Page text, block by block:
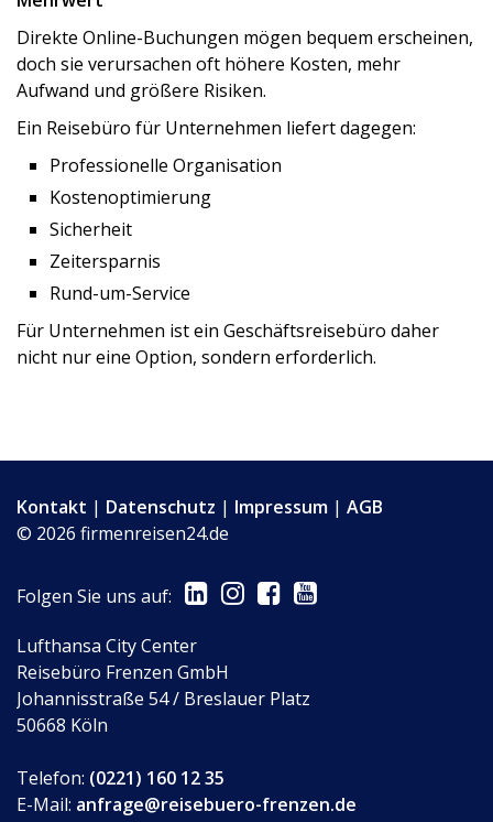
Direkte Online-Buchungen mögen bequem erscheinen,
doch sie verursachen oft höhere Kosten, mehr
Aufwand und größere Risiken.
Ein Reisebüro für Unternehmen liefert dagegen:
Professionelle Organisation
Kostenoptimierung
Sicherheit
Zeitersparnis
Rund-um-Service
Für Unternehmen ist ein Geschäftsreisebüro daher
nicht nur eine Option, sondern erforderlich.
Kontakt | Datenschutz | Impressum | AGB
© 2026 firmenreisen24.de
Folgen Sie uns auf:
Lufthansa City Center
Reisebüro Frenzen GmbH
Johannisstraße 54 / Breslauer Platz
50668 Köln
Telefon: (0221) 160 12 35
E-Mail: anfrage@reisebuero-frenzen.de